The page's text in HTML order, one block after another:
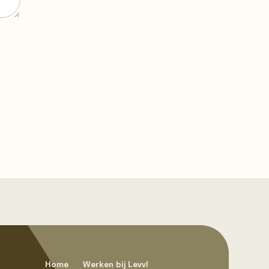
Home Werken bij Levvl